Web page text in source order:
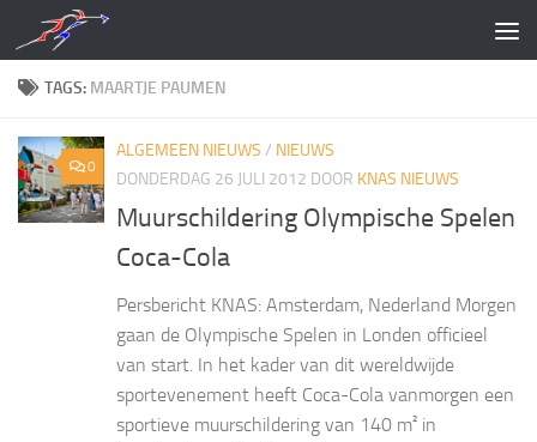
Doorgaan naar inhoud
TAGS: MAARTJE PAUMEN
0
ALGEMEEN NIEUWS / NIEUWS
DONDERDAG 26 JULI 2012 DOOR KNAS NIEUWS
Muurschildering Olympische Spelen
Coca-Cola
Persbericht KNAS: Amsterdam, Nederland Morgen
gaan de Olympische Spelen in Londen officieel
van start. In het kader van dit wereldwijde
sportevenement heeft Coca-Cola vanmorgen een
sportieve muurschildering van 140 m² in